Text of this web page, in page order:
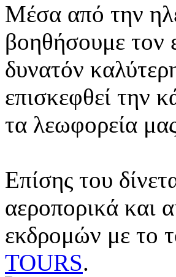
Μέσα από την
βοηθήσουμε τον
δυνατόν
επισκεφθεί την
τα λεωφορεία
Επίσης του
αεροπορικά και
εκδρομών με το
TOURS.